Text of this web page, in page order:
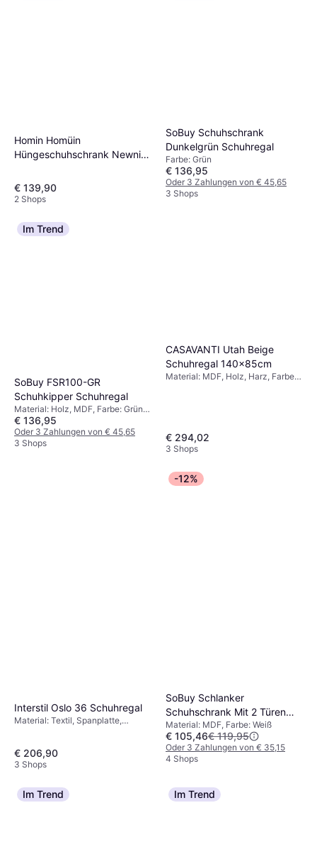
Homin Homüin
Hüngeschuhschrank Newniq
€ 139,90
2 Shops
SoBuy Schuhschrank
Dunkelgrün Schuhregal
Farbe: Grün
€ 136,95
Oder 3 Zahlungen von € 45,65
3 Shops
Im Trend
SoBuy FSR100-GR
Schuhkipper Schuhregal
Material: Holz, MDF, Farbe: Grün,
Grau
€ 136,95
Oder 3 Zahlungen von € 45,65
3 Shops
CASAVANTI Utah Beige
Schuhregal 140x85cm
Material: MDF, Holz, Harz, Farbe:
€ 294,02
3 Shops
Interstil Oslo 36 Schuhregal
Material: Textil, Spanplatte,
Eigenschaften: Verstellbarer Sitz
€ 206,90
3 Shops
-12%
SoBuy Schlanker
Schuhschrank Mit 2 Türen
Und Schublade Weiß
Schuhregal
Material: MDF, Farbe: Weiß
€ 105,46€ 119,95
Oder 3 Zahlungen von € 35,15
4 Shops
Im Trend Im Trend